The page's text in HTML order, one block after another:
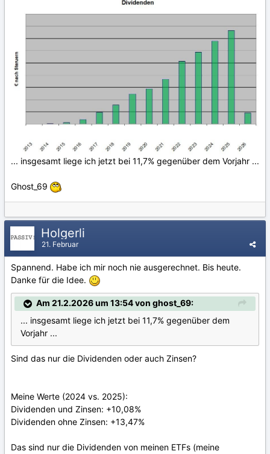
... insgesamt liege ich jetzt bei 11,7% gegenüber dem Vorjahr ...
Ghost_69
Holgerli
21. Februar
Spannend. Habe ich mir noch nie ausgerechnet. Bis heute.
Danke für die Idee.
Am 21.2.2026 um 13:54 von ghost_69:
... insgesamt liege ich jetzt bei 11,7% gegenüber dem
Vorjahr ...
Sind das nur die Dividenden oder auch Zinsen?
Meine Werte (2024 vs. 2025):
Dividenden und Zinsen: +10,08%
Dividenden ohne Zinsen: +13,47%
Das sind nur die Dividenden von meinen ETFs (meine